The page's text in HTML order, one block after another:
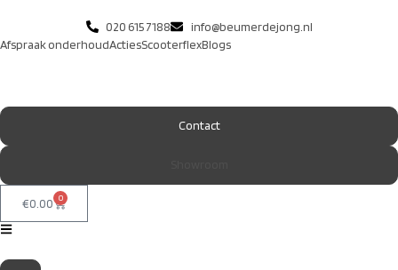
020 615 7188
info@beumerdejong.nl
Afspraak onderhoudActiesScooterflexBlogs
Contact
€0.00 0